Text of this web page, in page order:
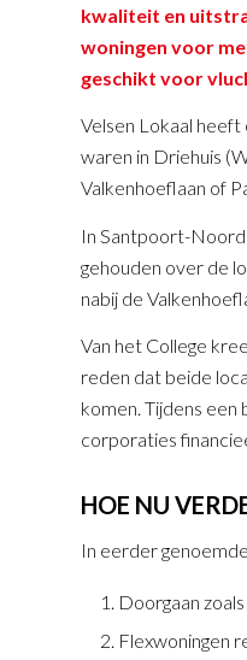
kwaliteit en
woningen voor
geschikt voor
Velsen Lokaal
waren in Driehuis
Valkenhoeflaan of
In Santpoort-
gehouden over de
nabij de
Van het College
reden dat beide
komen. Tijdens
corporaties
HOE NU
In eerder
Doorgaan
Flexwoningen